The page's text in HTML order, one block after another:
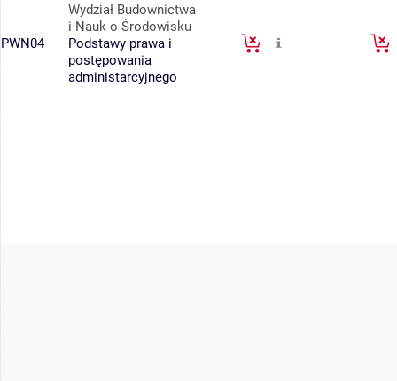
PWN04
Wydział Budownictwa
i Nauk o Środowisku
Podstawy prawa i
postępowania
administarcyjnego